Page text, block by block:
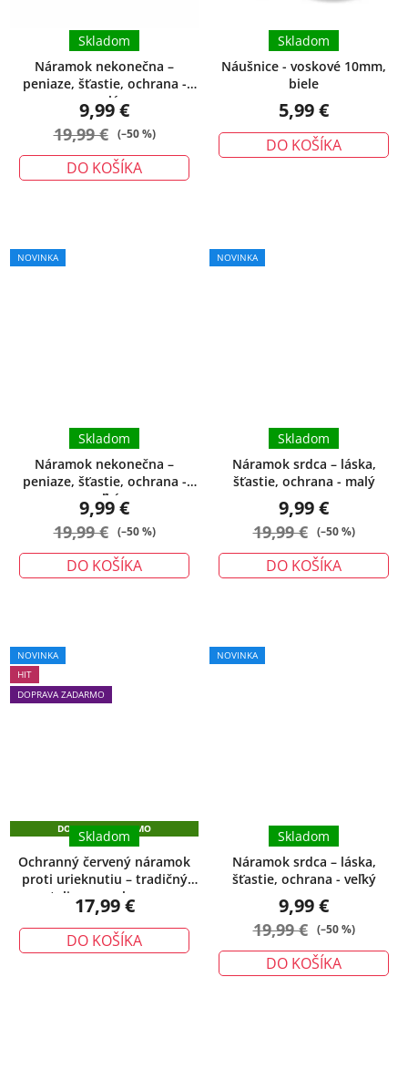
Náramok nekonečna –
peniaze, šťastie, ochrana -
malý
Skladom
9,99 €
19,99 € (–50 %)
DO KOŠÍKA
Náušnice - voskové 10mm,
biele
Skladom
5,99 €
DO KOŠÍKA
NOVINKA
Náramok nekonečna –
peniaze, šťastie, ochrana -
veľký
Skladom
9,99 €
19,99 € (–50 %)
DO KOŠÍKA
NOVINKA
Náramok srdca – láska,
šťastie, ochrana - malý
Skladom
9,99 €
19,99 € (–50 %)
DO KOŠÍKA
produktu
NOVINKA
HIT
DOPRAVA ZADARMO
DOPRAVA ZADARMO
Ochranný červený náramok
proti urieknutiu – tradičný
talizman ochrany
Skladom
17,99 €
DO KOŠÍKA
NOVINKA
Náramok srdca – láska,
šťastie, ochrana - veľký
Skladom
9,99 €
19,99 € (–50 %)
DO KOŠÍKA